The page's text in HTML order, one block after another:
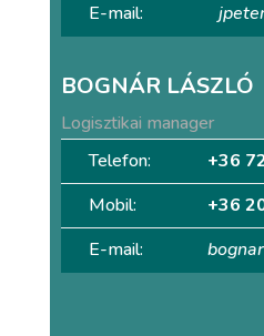
E-mail:
BOGNÁR LÁSZLÓ
Logisztikai manager
Telefon:
+36
Mobil:
+36
E-mail: